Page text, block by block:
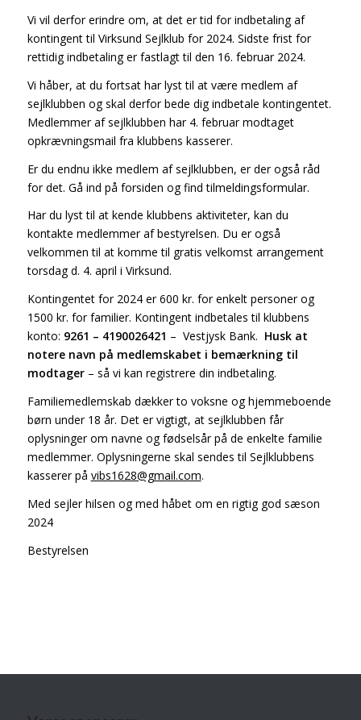
Vi vil derfor erindre om, at det er tid for indbetaling af
kontingent til Virksund Sejlklub for 2024. Sidste frist for
rettidig indbetaling er fastlagt til den 16. februar 2024.
Vi håber, at du fortsat har lyst til at være medlem af
sejlklubben og skal derfor bede dig indbetale kontingentet.
Medlemmer af sejlklubben har 4. februar modtaget
opkrævningsmail fra klubbens kasserer.
Er du endnu ikke medlem af sejlklubben, er der også råd
for det. Gå ind på forsiden og find tilmeldingsformular.
Har du lyst til at kende klubbens aktiviteter, kan du
kontakte medlemmer af bestyrelsen. Du er også
velkommen til at komme til gratis velkomst arrangement
torsdag d. 4. april i Virksund.
Kontingentet for 2024 er 600 kr. for enkelt personer og
1500 kr. for familier. Kontingent indbetales til klubbens
konto: 9261 – 4190026421 – Vestjysk Bank. Husk at
notere navn på medlemskabet i bemærkning til
modtager– så vi kan registrere din indbetaling.
Familiemedlemskab dækker to voksne og hjemmeboende
børn under 18 år. Det er vigtigt, at sejlklubben får
oplysninger om navne og fødselsår på de enkelte familie
medlemmer. Oplysningerne skal sendes til Sejlklubbens
kasserer på vibs1628@gmail.com.
Med sejler hilsen og med håbet om en rigtig god sæson
2024
Bestyrelsen